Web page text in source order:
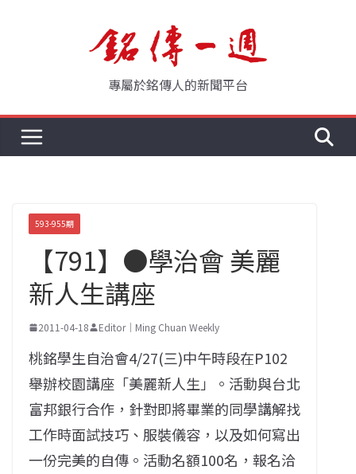
專屬於銘傳人的新聞平台
593-955期
【791】●學治會 美麗
新人生講座
2011-04-18 Editor｜Ming Chuan Weekly
桃銘學生自治會4/27(三)中午時段在P102
舉辦校園講座「美麗新人生」。活動與台北
富邦銀行合作，針對即將畢業的同學講解找
工作時面試技巧、服裝儀容，以及如何寫出
一份完美的自傳。活動名額100名，報名洽